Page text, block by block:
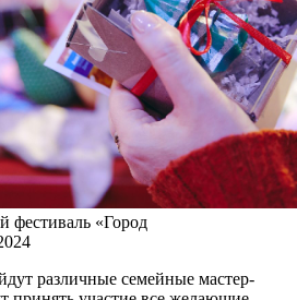
фестиваль «Город
различные семейные мастер-